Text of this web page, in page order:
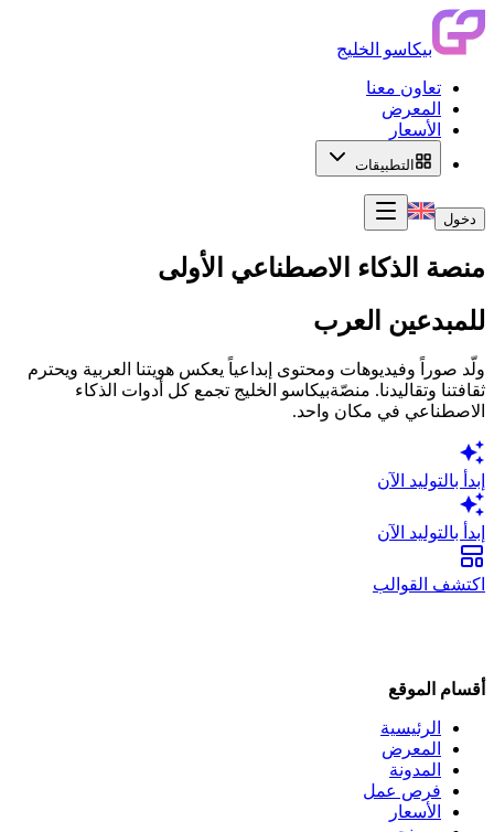
بيكاسو الخليج
تعاون معنا
المعرض
الأسعار
التطبيقات
دخول
منصة الذكاء الاصطناعي الأولى
للمبدعين العرب
ولّد صوراً وفيديوهات ومحتوى إبداعياً يعكس هويتنا العربية ويحترم
ثقافتنا وتقاليدنا. منصّةبيكاسو الخليج تجمع كل أدوات الذكاء
الاصطناعي في مكان واحد.
إبدأ بالتوليد الآن
إبدأ بالتوليد الآن
اكتشف القوالب
أقسام الموقع
الرئيسية
المعرض
المدونة
فرص عمل
الأسعار